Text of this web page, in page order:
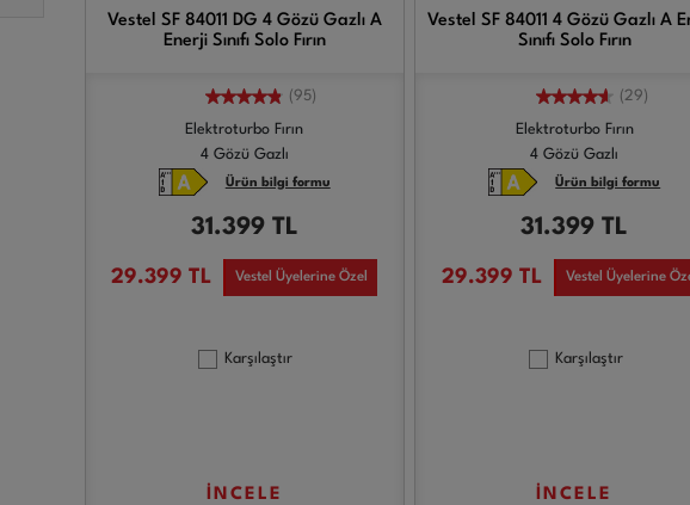
Vestel SF 84011 DG 4 Gözü Gazlı A
Enerji Sınıfı Solo Fırın
(95)
Elektroturbo Fırın
4 Gözü Gazlı
Ürün bilgi formu
31.399 TL
29.399TL Vestel Üyelerine Özel
Karşılaştır
İNCELE
Vestel SF 84011 4 Gözü Gazlı A
Sınıfı Solo Fırın
(29)
Elektroturbo Fırın
4 Gözü Gazlı
Ürün bilgi formu
31.399TL
29.399 TL Vestel Üyelerine
Karşılaştır
İNCELE